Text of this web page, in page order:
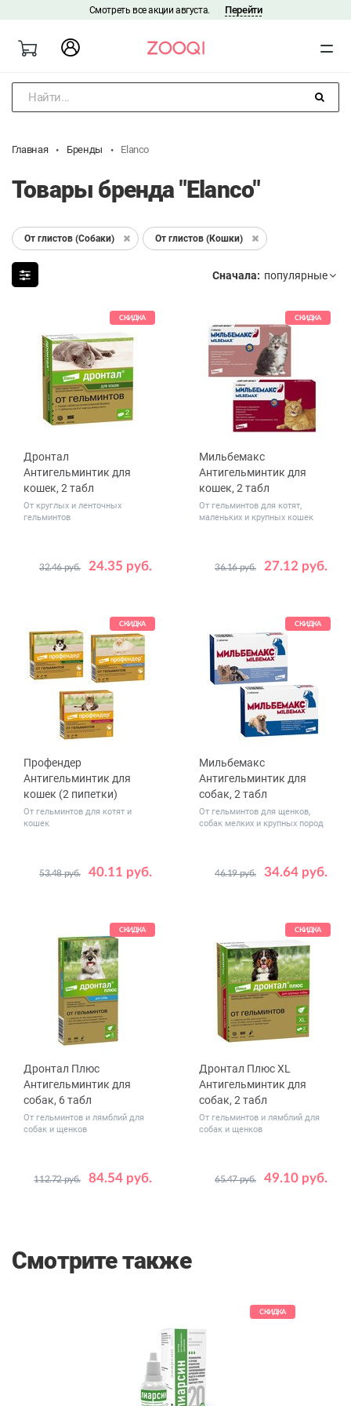
Смотреть все акции августа. Перейти
Найти...
Главная Бренды Elanco
Товары бренда "Elanco"
От глистов (Собаки) От глистов (Кошки)
Сначала:
СКИДКА
Дронтал
Антигельминтик для
кошек, 2 табл
От круглых и ленточных
гельминтов
24.35 руб.
32.46 руб.
СКИДКА
Мильбемакс
Антигельминтик для
кошек, 2 табл
От гельминтов для котят,
маленьких и крупных кошек
27.12 руб.
36.16 руб.
Вес
от 2 0.5 - 2
СКИДКА
Профендер
Антигельминтик для
кошек (2 пипетки)
От гельминтов для котят и
кошек
40.11 руб.
53.48 руб.
Вес
0.5 - 2.5
СКИДКА
Мильбемакс
Антигельминтик для
собак, 2 табл
От гельминтов для щенков,
собак мелких и крупных пород
34.64 руб.
46.19 руб.
от 5 0.5 - 5
СКИДКА
Дронтал Плюс
Антигельминтик для
собак, 6 табл
От гельминтов и лямблий для
собак и щенков
84.54 руб.
112.72 руб.
СКИДКА
Дронтал Плюс XL
Антигельминтик для
собак, 2 табл
От гельминтов и лямблий для
собак и щенков
49.10 руб.
65.47 руб.
Смотрите также
СКИДКА